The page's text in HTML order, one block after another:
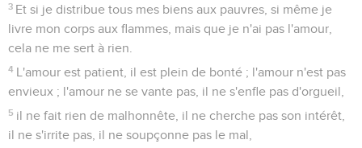
3 Et si je distribue tous mes biens aux pauvres, si même je
livre mon corps aux flammes, mais que je n'ai pas l'amour,
cela ne me sert à rien.
4 L'amour est patient, il est plein de bonté ; l'amour n'est pas
envieux ; l'amour ne se vante pas, il ne s'enfle pas d'orgueil,
5 il ne fait rien de malhonnête, il ne cherche pas son intérêt,
il ne s'irrite pas, il ne soupçonne pas le mal,